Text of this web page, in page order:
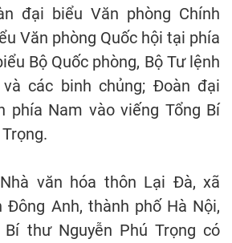
đại biểu Văn phòng Chính
Văn phòng Quốc hội tại phía
Bộ Quốc phòng, Bộ Tư lệnh
và các binh chủng; Đoàn đại
phía Nam vào viếng Tổng Bí
văn hóa thôn Lại Đà, xã
Đông Anh, thành phố Hà Nội,
thư Nguyễn Phú Trọng có